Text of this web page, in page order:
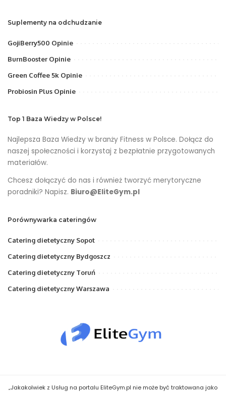
Suplementy na odchudzanie
GojiBerry500 Opinie
BurnBooster Opinie
Green Coffee 5k Opinie
Probiosin Plus Opinie
Top 1 Baza Wiedzy w Polsce!
Najlepsza Baza Wiedzy w branży Fitness w Polsce. Dołącz do
naszej społeczności i korzystaj z bezpłatnie przygotowanych
materiałów.
Chcesz dołączyć do nas i również tworzyć merytoryczne
poradniki? Napisz. Biuro@EliteGym.pl
Porównywarka cateringów
Catering dietetyczny Sopot
Catering dietetyczny Bydgoszcz
Catering dietetyczny Toruń
Catering dietetyczny Warszawa
„Jakakolwiek z Usług na portalu EliteGym.pl nie może być traktowana jako